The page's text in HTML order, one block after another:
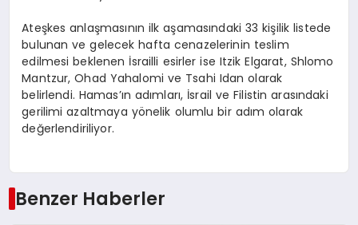
Ateşkes anlaşmasının ilk aşamasındaki 33 kişilik listede
bulunan ve gelecek hafta cenazelerinin teslim
edilmesi beklenen İsrailli esirler ise Itzik Elgarat, Shlomo
Mantzur, Ohad Yahalomi ve Tsahi Idan olarak
belirlendi. Hamas’ın adımları, İsrail ve Filistin arasındaki
gerilimi azaltmaya yönelik olumlu bir adım olarak
değerlendiriliyor.
Benzer Haberler